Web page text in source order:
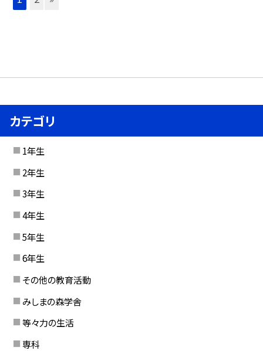
カテゴリ
1年生
2年生
3年生
4年生
5年生
6年生
その他の教育活動
みしまの森学舎
等々力の生活
専科